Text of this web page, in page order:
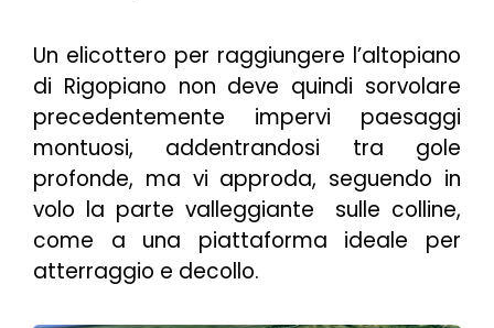
Un elicottero per raggiungere l’altopiano
di Rigopiano non deve quindi sorvolare
precedentemente impervi paesaggi
montuosi, addentrandosi tra gole
profonde, ma vi approda, seguendo in
volo la parte valleggiante sulle colline,
come a una piattaforma ideale per
atterraggio e decollo.